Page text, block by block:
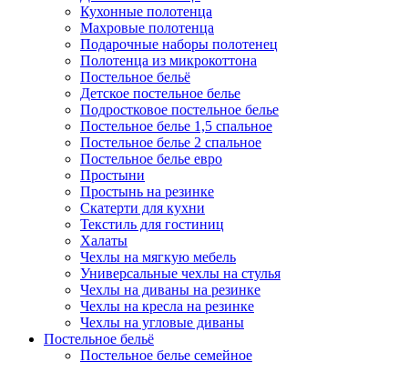
Кухонные полотенца
Махровые полотенца
Подарочные наборы полотенец
Полотенца из микрокоттона
Постельное бельё
Детское постельное белье
Подростковое постельное белье
Постельное белье 1,5 спальное
Постельное белье 2 спальное
Постельное белье евро
Простыни
Простынь на резинке
Скатерти для кухни
Текстиль для гостиниц
Халаты
Чехлы на мягкую мебель
Универсальные чехлы на стулья
Чехлы на диваны на резинке
Чехлы на кресла на резинке
Чехлы на угловые диваны
Постельное бельё
Постельное белье семейное